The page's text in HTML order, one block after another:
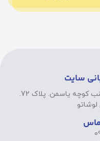
سایت
خیابان حافظ. خیابان نوفل لوشاتو. جنب کوچه یاسمن. پلاک 72.